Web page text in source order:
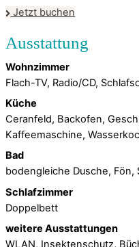
Jetzt buchen
Wohnzimmer
Flach-TV, Radio/CD,
Küche
Ceranfeld, Backofen,
Kaffeemaschine,
Bad
bodengleiche Dusche, Fön,
Schlafzimmer
Doppelbett
weitere Ausstattungen
WLAN, Insektenschutz,